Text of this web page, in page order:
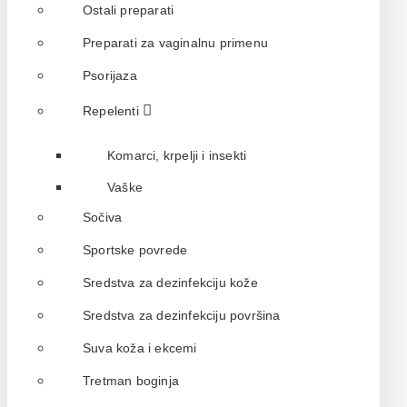
Ostali preparati
Preparati za vaginalnu primenu
Psorijaza
Repelenti
Komarci, krpelji i insekti
Vaške
Sočiva
Sportske povrede
Sredstva za dezinfekciju kože
Sredstva za dezinfekciju površina
Suva koža i ekcemi
Tretman boginja